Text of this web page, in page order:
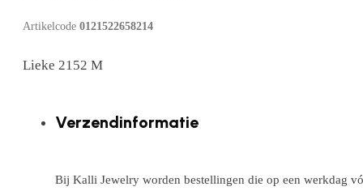
Artikelcode 0121522658214
Lieke 2152 M
Verzendinformatie
Bij Kalli Jewelry worden bestellingen die op een werkdag